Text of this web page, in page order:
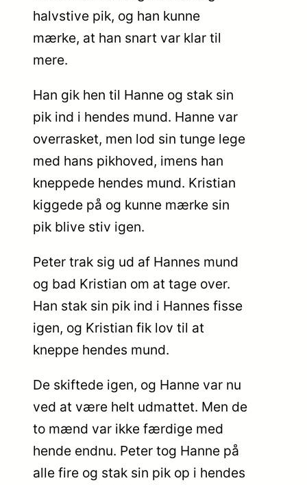
halvstive pik, og han kunne
mærke, at han snart var klar til
mere.
Han gik hen til Hanne og stak sin
pik ind i hendes mund. Hanne var
overrasket, men lod sin tunge lege
med hans pikhoved, imens han
kneppede hendes mund. Kristian
kiggede på og kunne mærke sin
pik blive stiv igen.
Peter trak sig ud af Hannes mund
og bad Kristian om at tage over.
Han stak sin pik ind i Hannes fisse
igen, og Kristian fik lov til at
kneppe hendes mund.
De skiftede igen, og Hanne var nu
ved at være helt udmattet. Men de
to mænd var ikke færdige med
hende endnu. Peter tog Hanne på
alle fire og stak sin pik op i hendes